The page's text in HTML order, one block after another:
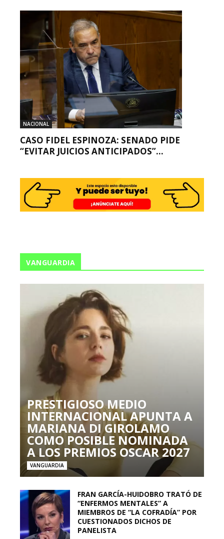
NACIONAL
CASO FIDEL ESPINOZA: SENADO PIDE
“EVITAR JUICIOS ANTICIPADOS”...
VANGUARDIA
PRESTIGIOSO MEDIO
INTERNACIONAL APUNTA A
MARIANA DI GIROLAMO
COMO POSIBLE NOMINADA
A LOS PREMIOS OSCAR 2027
VANGUARDIA
FRAN GARCÍA-HUIDOBRO TRATÓ DE
“ENFERMOS MENTALES” A
MIEMBROS DE “LA COFRADÍA” POR
CUESTIONADOS DICHOS DE
PANELISTA